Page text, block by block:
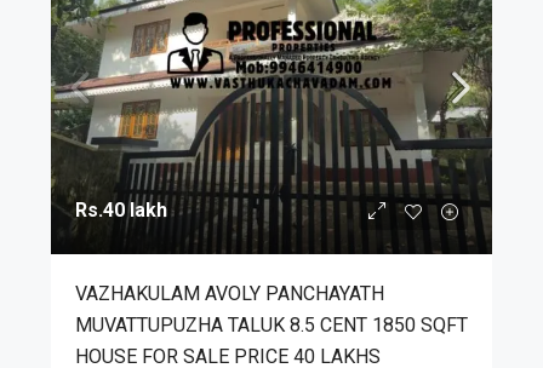
Rs.40 lakh
VAZHAKULAM AVOLY PANCHAYATH
MUVATTUPUZHA TALUK 8.5 CENT 1850 SQFT
HOUSE FOR SALE PRICE 40 LAKHS